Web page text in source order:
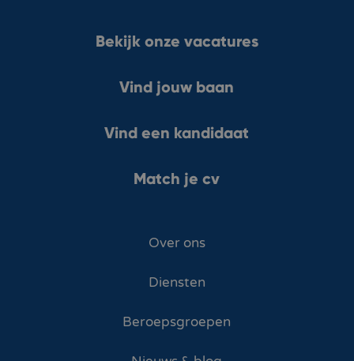
Bekijk onze vacatures
Vind jouw baan
Vind een kandidaat
Match je cv
Over ons
Diensten
Beroepsgroepen